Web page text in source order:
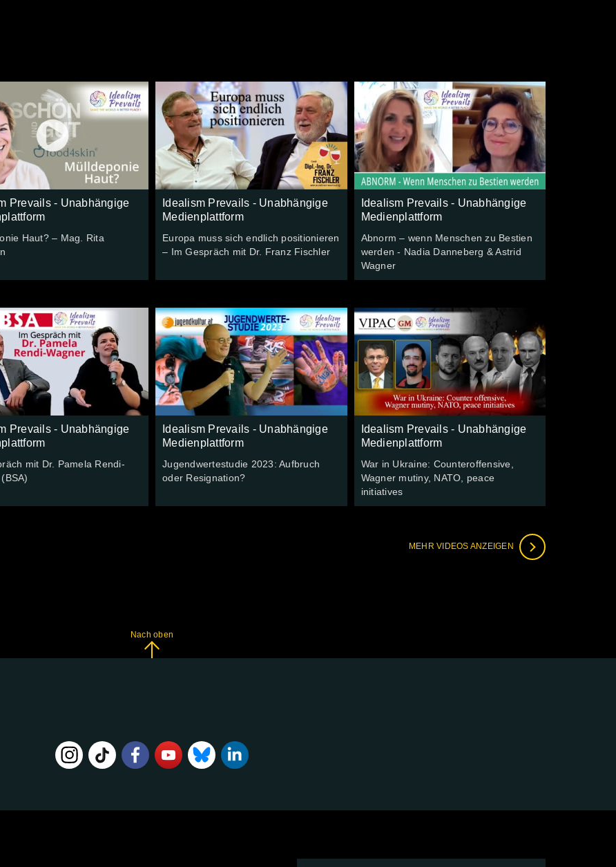
Prevails - Unabhängige
Haut? – Mag. Rita
Idealism Prevails - Unabhängige
Medienplattform
Europa muss sich endlich positionieren
– Im Gespräch mit Dr. Franz Fischler
Idealism Prevails - Unabhängige
Medienplattform
Abnorm – wenn Menschen zu Bestien
werden - Nadia Danneberg & Astrid
Wagner
Prevails - Unabhängige
mit Dr. Pamela Rendi-
Idealism Prevails - Unabhängige
Medienplattform
Jugendwertestudie 2023: Aufbruch
oder Resignation?
Idealism Prevails - Unabhängige
Medienplattform
War in Ukraine: Counteroffensive,
Wagner mutiny, NATO, peace
initiatives
MEHR VIDEOS ANZEIGEN
Nach oben